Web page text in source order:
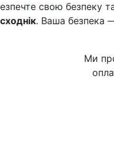
свою безпеку
. Ваша безпека
Ми